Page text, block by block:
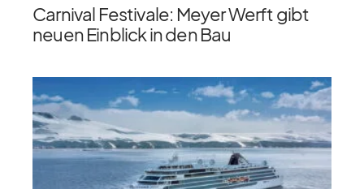
Carnival Festivale: Meyer Werft gibt
neuen Einblick in den Bau